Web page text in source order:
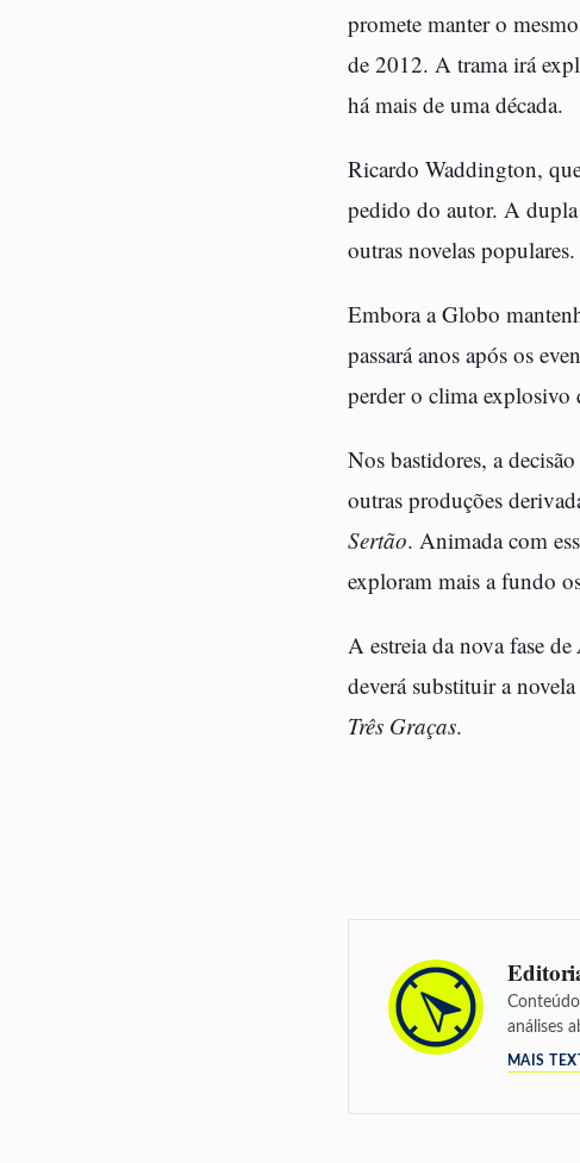
promete manter o
de 2012. A trama irá
há mais de uma década.
Ricardo Waddington,
pedido do autor. A
outras novelas populares.
Embora a Globo
passará anos após os
perder o clima explosivo
Nos bastidores, a
outras produções
Sertão. Animada com
exploram mais a fundo
A estreia da nova fase de
deverá substituir a novela
Três Graças.
análises
MAIS